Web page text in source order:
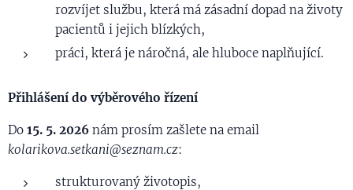
rozvíjet službu, která má zásadní dopad na životy
pacientů i jejich blízkých,
práci, která je náročná, ale hluboce naplňující.
Přihlášení do výběrového řízení
Do 15. 5. 2026 nám prosím zašlete na email
kolarikova.setkani@seznam.cz:
strukturovaný životopis,